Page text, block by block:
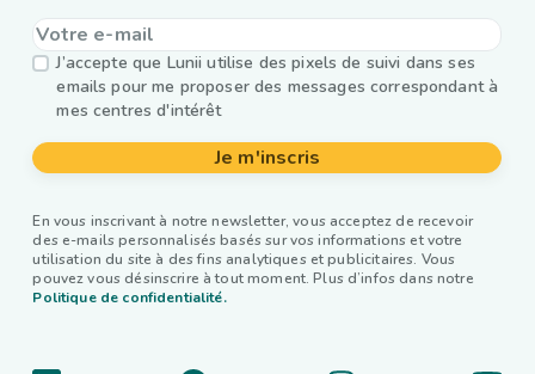
J’accepte que Lunii utilise des pixels de suivi dans ses
emails pour me proposer des messages correspondant à
mes centres d'intérêt
Je m'inscris
En vous inscrivant à notre newsletter, vous acceptez de recevoir
des e-mails personnalisés basés sur vos informations et votre
utilisation du site à des fins analytiques et publicitaires. Vous
pouvez vous désinscrire à tout moment. Plus d’infos dans notre
Politique de confidentialité.